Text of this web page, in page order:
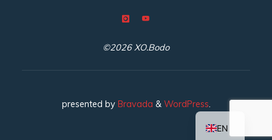
©2026 XO.Bodo
presented byBravada & WordPress.
EN